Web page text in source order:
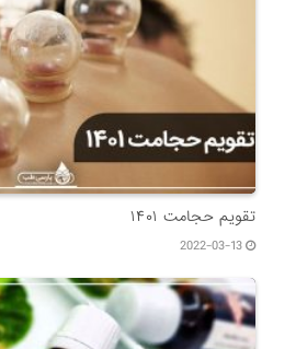
تقویم حجامت ۱۴۰۱
2022-03-13